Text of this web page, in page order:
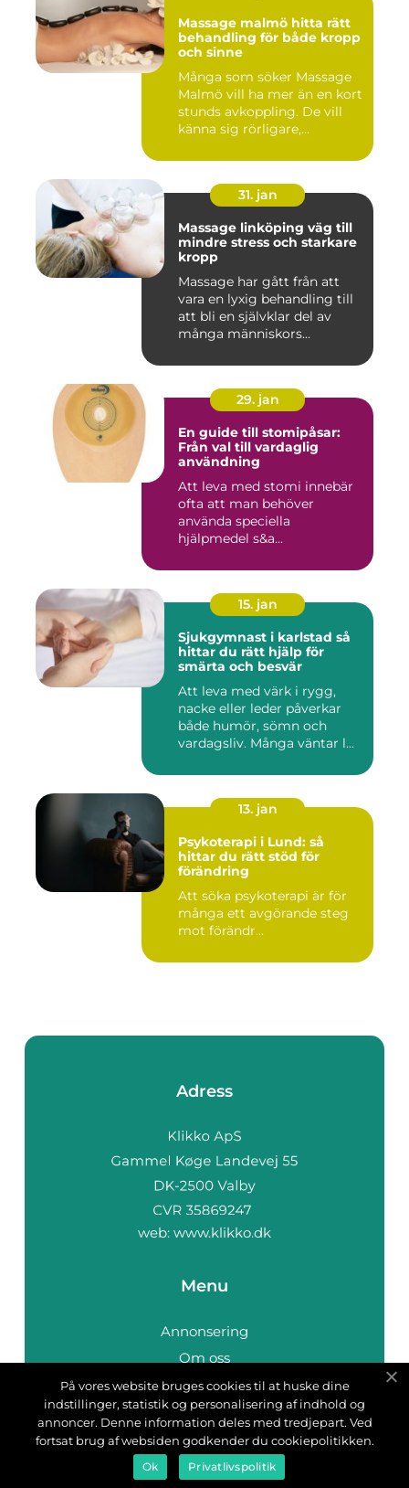
Massage malmö hitta rätt
behandling för både kropp
och sinne
Många som söker Massage
Malmö vill ha mer än en kort
stunds avkoppling. De vill
känna sig rörligare,...
31. jan
Massage linköping väg till
mindre stress och starkare
kropp
Massage har gått från att
vara en lyxig behandling till
att bli en självklar del av
många människors...
29. jan
En guide till stomipåsar:
Från val till vardaglig
användning
Att leva med stomi innebär
ofta att man behöver
använda speciella
hjälpmedel s&a...
15. jan
Sjukgymnast i karlstad så
hittar du rätt hjälp för
smärta och besvär
Att leva med värk i rygg,
nacke eller leder påverkar
både humör, sömn och
vardagsliv. Många väntar l...
13. jan
Psykoterapi i Lund: så
hittar du rätt stöd för
förändring
Att söka psykoterapi är för
många ett avgörande steg
mot förändr...
Adress
web: www.klikko.dk
Menu
Annonsering
Om oss
Cookies
Kontakta oss
Sitemap
På vores website bruges cookies til at huske dine
indstillinger, statistik og personalisering af indhold og
annoncer. Denne information deles med tredjepart. Ved
fortsat brug af websiden godkender du cookiepolitikken.
Ok Privatlivspolitik